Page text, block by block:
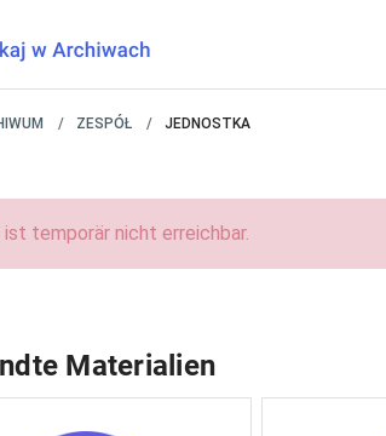
ZESPÓŁ JEDNOSTKA
temporär nicht erreichbar.
Materialien